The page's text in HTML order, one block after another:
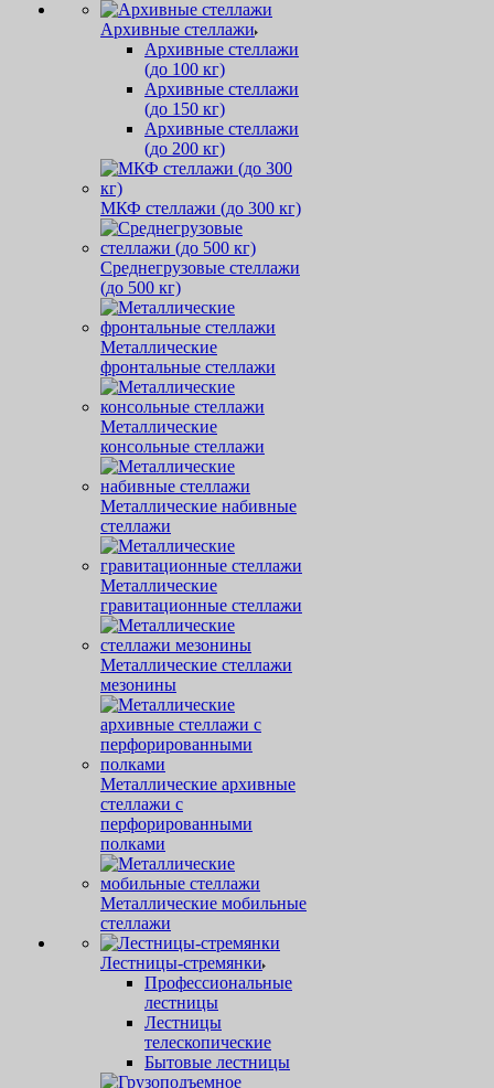
Архивные стеллажи
Архивные стеллажи
(до 100 кг)
Архивные стеллажи
(до 150 кг)
Архивные стеллажи
(до 200 кг)
МКФ стеллажи (до 300 кг)
Среднегрузовые стеллажи
(до 500 кг)
Металлические
фронтальные стеллажи
Металлические
консольные стеллажи
Металлические набивные
стеллажи
Металлические
гравитационные стеллажи
Металлические стеллажи
мезонины
Металлические архивные
стеллажи с
перфорированными
полками
Металлические мобильные
стеллажи
Лестницы-стремянки
Профессиональные
лестницы
Лестницы
телескопические
Бытовые лестницы